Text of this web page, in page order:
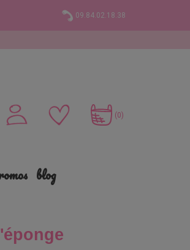
09.84.02.18.38
(0)
blog